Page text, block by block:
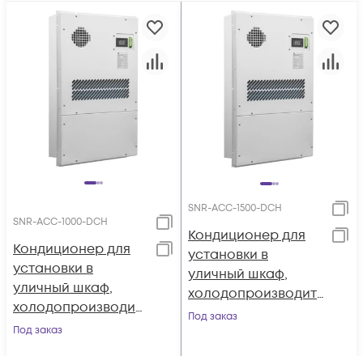
SNR-ACC-1000-DСH
Кондиционер для
установки в
уличный шкаф,
холодопроизводит
ельность 1000Вт,
Под заказ
SNR-ACC-1500-DСH
Кондиционер для
установки в
уличный шкаф,
холодопроизводит
ельность 1500Вт,
Под заказ